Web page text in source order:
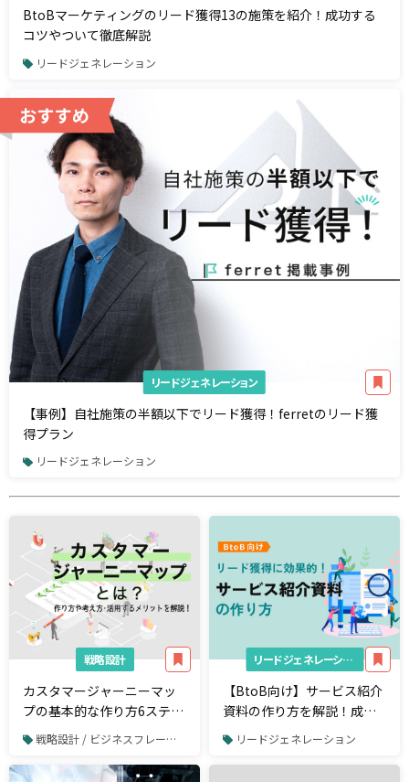
BtoBマーケティングのリード獲得13の施策を紹介！成功する
コツやついて徹底解説
リードジェネレーション
リードジェネレーション
【事例】自社施策の半額以下でリード獲得！ferretのリード獲
得プラン
リードジェネレーション
戦略設計
カスタマージャーニーマッ
プの基本的な作り方6ステッ
プ！活用事例や作成ツール
も解説【テンプレートあ
り】
戦略設計 / ビジネスフレームワーク
リードジェネレーション
【BtoB向け】サービス紹介
資料の作り方を解説！成果
につながる改善ポイントも
リードジェネレーション